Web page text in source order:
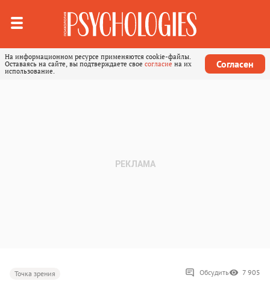
На информационном ресурсе применяются cookie-файлы.
Оставаясь на сайте, вы подтверждаете свое согласие на их
использование.
Согласен
Точка зрения Обсудить 7 905